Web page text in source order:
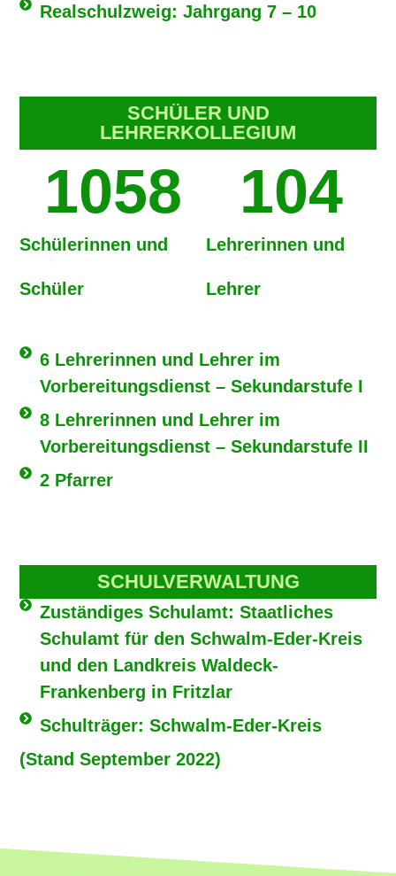
Realschulzweig: Jahrgang 7 – 10
SCHÜLER UND
LEHRERKOLLEGIUM
Schülerinnen und
Schüler
1058
Lehrerinnen und
Lehrer
104
6 Lehrerinnen und Lehrer im
Vorbereitungsdienst – Sekundarstufe I
8 Lehrerinnen und Lehrer im
Vorbereitungsdienst – Sekundarstufe II
2 Pfarrer
SCHULVERWALTUNG
Zuständiges Schulamt: Staatliches
Schulamt für den Schwalm-Eder-Kreis
und den Landkreis Waldeck-
Frankenberg in Fritzlar
Schulträger: Schwalm-Eder-Kreis
(Stand September 2022)